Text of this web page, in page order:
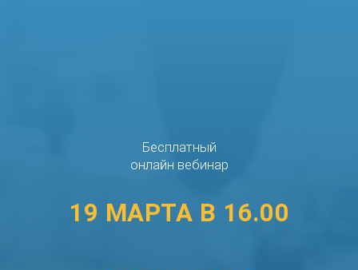
19 МАРТА В 16.00
Бесплатный
онлайн вебинар